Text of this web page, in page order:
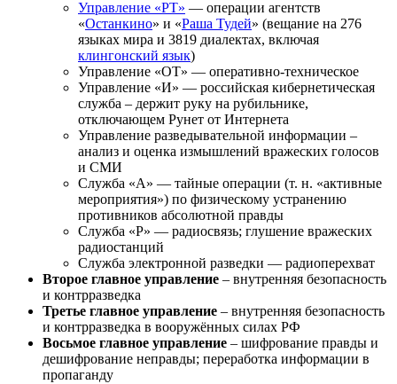
Управление «РТ» — операции агентств
«Останкино» и «Раша Тудей» (вещание на 276
языках мира и 3819 диалектах, включая
клингонский язык)
Управление «ОТ» — оперативно-техническое
Управление «И» — российская кибернетическая
служба – держит руку на рубильнике,
отключающем Рунет от Интернета
Управление разведывательной информации –
анализ и оценка измышлений вражеских голосов
и СМИ
Служба «А» — тайные операции (т. н. «активные
мероприятия») по физическому устранению
противников абсолютной правды
Служба «Р» — радиосвязь; глушение вражеских
радиостанций
Служба электронной разведки — радиоперехват
Второе главное управление – внутренняя безопасность
и контрразведка
Третье главное управление – внутренняя безопасность
и контрразведка в вооружённых силах РФ
Восьмое главное управление – шифрование правды и
дешифрование неправды; переработка информации в
пропаганду